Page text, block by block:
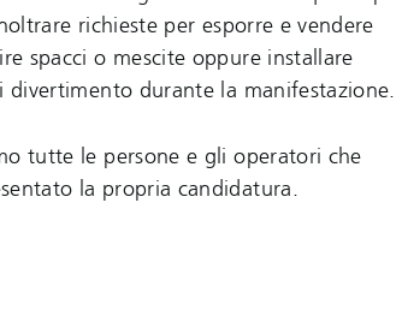
richieste per esporre e vendere
spacci o mescite oppure installare
divertimento durante la manifestazione.
tutte le persone e gli operatori che
la propria candidatura.